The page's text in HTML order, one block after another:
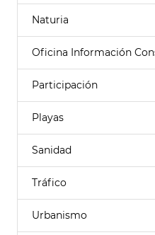
Naturia
Oficina Información
Participación
Playas
Sanidad
Tráfico
Urbanismo